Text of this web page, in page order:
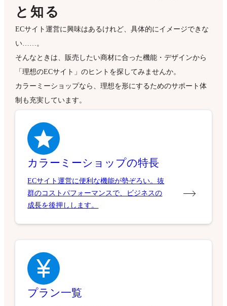
と知る
ECサイト運営に興味はあるけれど、具体的にイメージできな
い……。
そんなときは、販売したい商材に合った機能・デザインから
「理想のECサイト」のヒントを探してみませんか。
カラーミーショップなら、理想を形にするためのサポート体
制も充実しています。
カラーミーショップの特長
ECサイト運営に便利な機能が勢ぞろい。抜
群のコストパフォーマンスで、ビジネスの
成長を後押しします。
プラン一覧